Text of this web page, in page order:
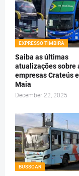
EXPRESSO TIMBIRA
Saiba as últimas
atualizações sobre
empresas Crateús e
Maia
December 22, 2025
BUSSCAR